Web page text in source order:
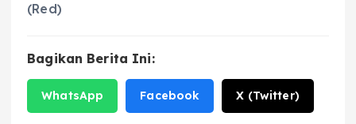
(Red)
Bagikan Berita Ini:
WhatsApp Facebook X (Twitter)